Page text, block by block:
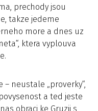
prechody jsou
takze jedeme
more a dnes uz
ktera vyplouva
neustale „proverky“,
a ted jeste
obraci ke Gruzii s